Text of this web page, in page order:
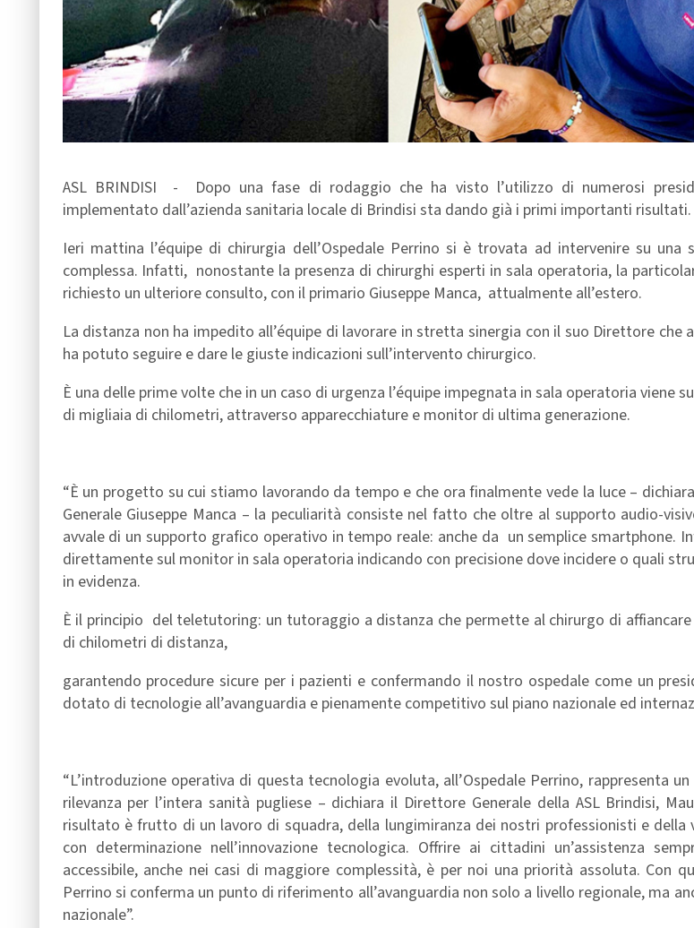
ASL BRINDISI - Dopo una fase di rodaggio che ha visto l’utilizzo di numerosi
implementato dall’azienda sanitaria locale di Brindisi sta dando già i primi importanti risultati.
Ieri mattina l’équipe di chirurgia dell’Ospedale Perrino si è trovata ad intervenire su una
complessa. Infatti, nonostante la presenza di chirurghi esperti in sala operatoria, la
richiesto un ulteriore consulto, con il primario Giuseppe Manca, attualmente all’estero.
La distanza non ha impedito all’équipe di lavorare in stretta sinergia con il suo Direttore che
ha potuto seguire e dare le giuste indicazioni sull’intervento chirurgico.
È una delle prime volte che in un caso di urgenza l’équipe impegnata in sala operatoria viene
di migliaia di chilometri, attraverso apparecchiature e monitor di ultima generazione.
“È un progetto su cui stiamo lavorando da tempo e che ora finalmente vede la luce –
Generale Giuseppe Manca – la peculiarità consiste nel fatto che oltre al supporto audio-
avvale di un supporto grafico operativo in tempo reale: anche da un semplice smartphone.
direttamente sul monitor in sala operatoria indicando con precisione dove incidere o quali
in evidenza.
È il principio del teletutoring: un tutoraggio a distanza che permette al chirurgo di
di chilometri di distanza,
garantendo procedure sicure per i pazienti e confermando il nostro ospedale come un
dotato di tecnologie all’avanguardia e pienamente competitivo sul piano nazionale ed
“L’introduzione operativa di questa tecnologia evoluta, all’Ospedale Perrino, rappresenta
rilevanza per l’intera sanità pugliese – dichiara il Direttore Generale della ASL Brindisi,
risultato è frutto di un lavoro di squadra, della lungimiranza dei nostri professionisti e della
con determinazione nell’innovazione tecnologica. Offrire ai cittadini un’assistenza
accessibile, anche nei casi di maggiore complessità, è per noi una priorità assoluta. Con
Perrino si conferma un punto di riferimento all’avanguardia non solo a livello regionale, ma
nazionale”.